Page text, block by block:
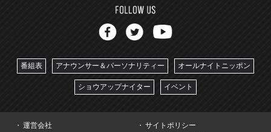
番組表 アナウンサー＆パーソナリティー オールナイトニッポン
ショウアップナイター イベント
運営会社
サイトポリシー